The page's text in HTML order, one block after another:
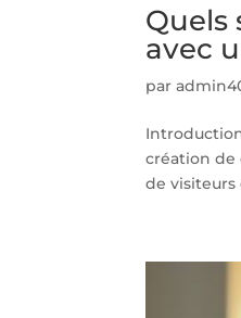
Quels
avec
par
création de
de visiteurs